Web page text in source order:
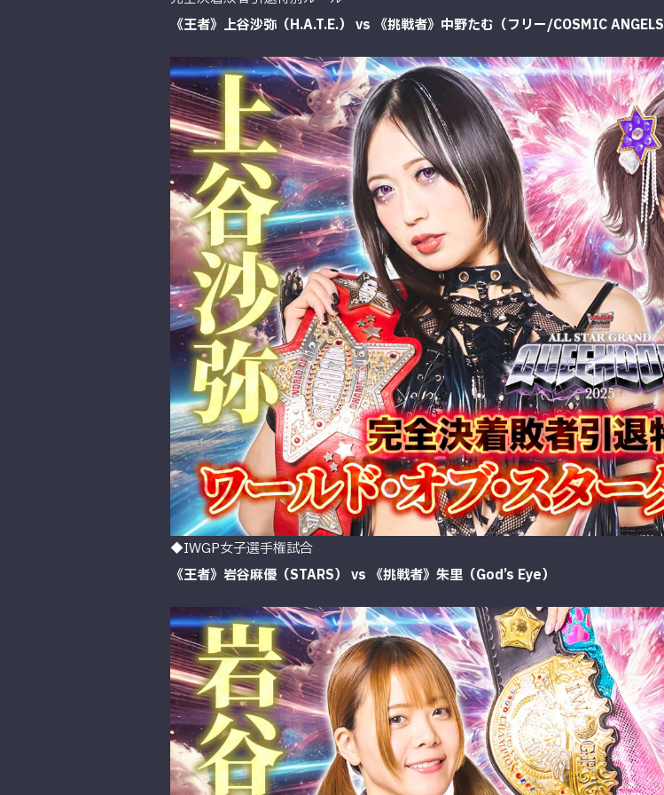
《王者》 上谷沙弥（H.A.T.E.） vs 《挑戦者》中野たむ（フリー/COSMIC ANGELS
◆IWGP女子選手権試合
《王者》岩谷麻優（STARS） vs 《挑戦者》朱里（God’s Eye）